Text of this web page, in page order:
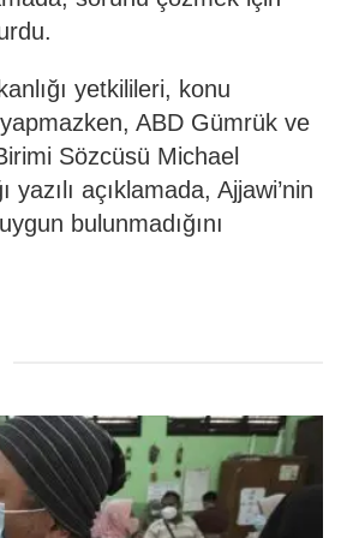
yetkilileri, konu
ABD Gümrük ve
Sözcüsü Michael
yazılı açıklamada, Ajjawi’nin
bulunmadığını